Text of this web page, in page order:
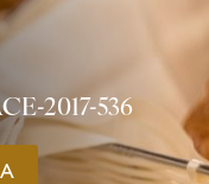
2017-536